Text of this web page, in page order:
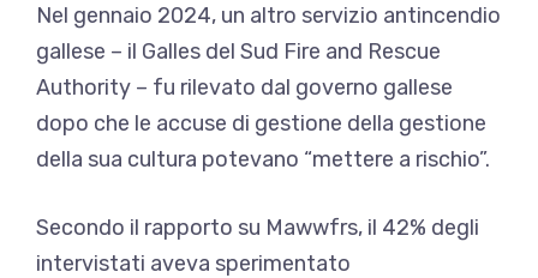
Nel gennaio 2024, un altro servizio antincendio
gallese – il Galles del Sud Fire and Rescue
Authority – fu rilevato dal governo gallese
dopo che le accuse di gestione della gestione
della sua cultura potevano “mettere a rischio”.
Secondo il rapporto su Mawwfrs, il 42% degli
intervistati aveva sperimentato